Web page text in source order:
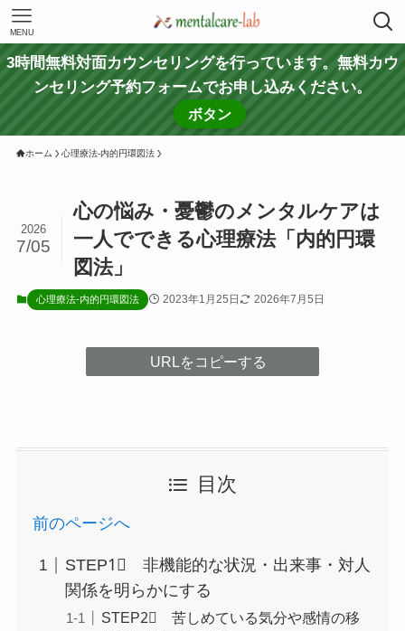
MENU
3時間無料対面カウンセリングを行っています。無料カウ
ンセリング予約フォームでお申し込みください。
ボタン
ホーム 心理療法-内的円環図法
心の悩み・憂鬱のメンタルケアは
一人でできる心理療法「内的円環
図法」
2026
7/05
心理療法-内的円環図法 2023年1月25日 2026年7月5日
URLをコピーする
目次
前のページへ
STEP1⃣ 非機能的な状況・出来事・対人
関係を明らかにする
STEP2⃣ 苦しめている気分や感情の移